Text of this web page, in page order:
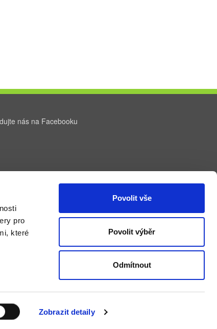
pro
které
Zobrazit detaily
Povolit vše
Povolit výběr
Odmítnout
od Optimal Marketing